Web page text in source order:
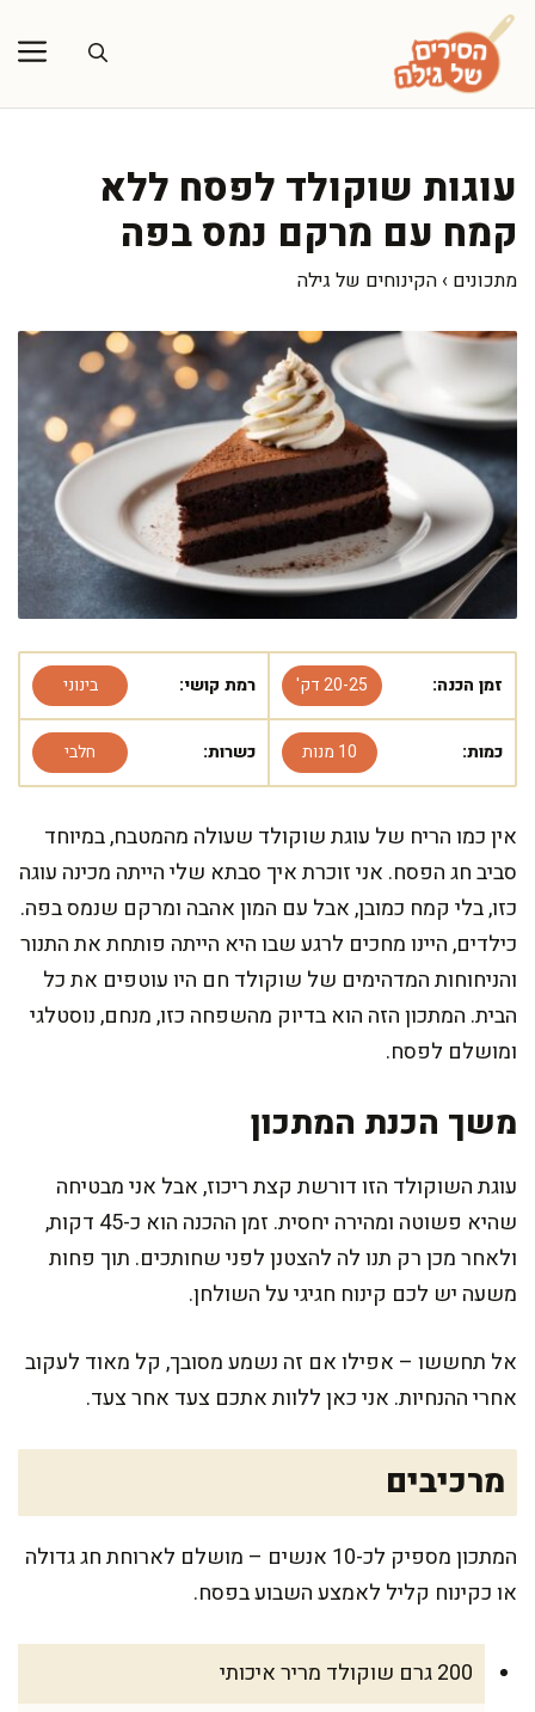
לדלג
לתוכן
עוגות שוקולד לפסח ללא
קמח עם מרקם נמס בפה
מתכונים › הקינוחים של גילה
זמן הכנה: 20-25 דק' רמת קושי: בינוני
כמות: 10 מנות כשרות: חלבי
אין כמו הריח של עוגת שוקולד שעולה מהמטבח, במיוחד
סביב חג הפסח. אני זוכרת איך סבתא שלי הייתה מכינה עוגה
כזו, בלי קמח כמובן, אבל עם המון אהבה ומרקם שנמס בפה.
כילדים, היינו מחכים לרגע שבו היא הייתה פותחת את התנור
והניחוחות המדהימים של שוקולד חם היו עוטפים את כל
הבית. המתכון הזה הוא בדיוק מהשפחה כזו, מנחם, נוסטלגי
ומושלם לפסח.
משך הכנת המתכון
עוגת השוקולד הזו דורשת קצת ריכוז, אבל אני מבטיחה
שהיא פשוטה ומהירה יחסית. זמן ההכנה הוא כ-45 דקות,
ולאחר מכן רק תנו לה להצטנן לפני שחותכים. תוך פחות
משעה יש לכם קינוח חגיגי על השולחן.
אל תחששו – אפילו אם זה נשמע מסובך, קל מאוד לעקוב
אחרי ההנחיות. אני כאן ללוות אתכם צעד אחר צעד.
מרכיבים
המתכון מספיק לכ-10 אנשים – מושלם לארוחת חג גדולה
או כקינוח קליל לאמצע השבוע בפסח.
200 גרם שוקולד מריר איכותי